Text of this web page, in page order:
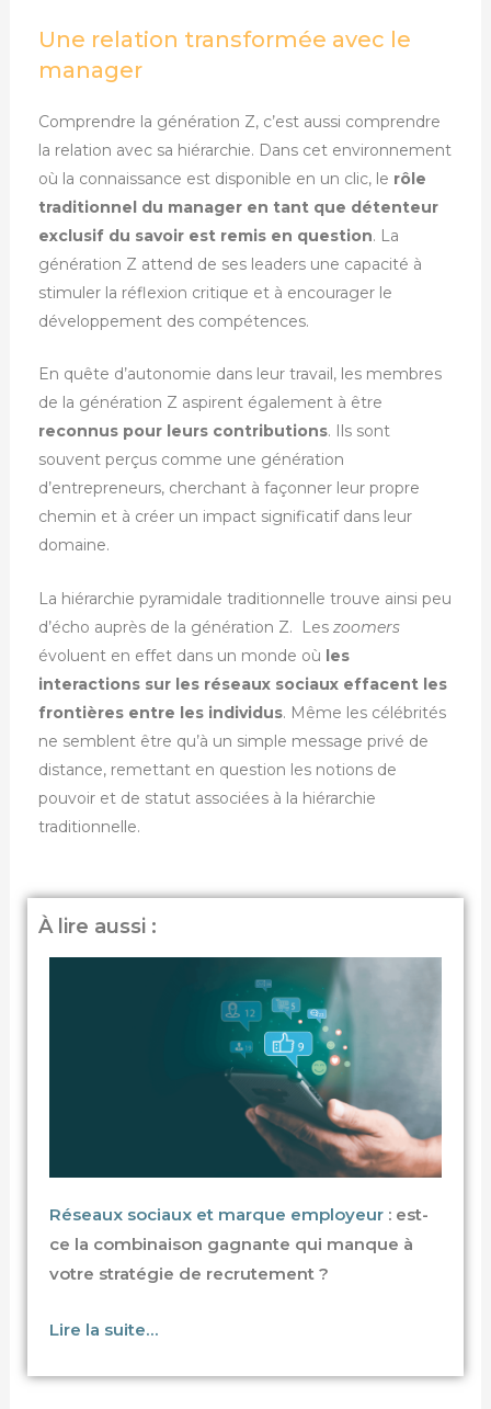
Une relation transformée avec le
manager
Comprendre la génération Z, c’est aussi comprendre
la relation avec sa hiérarchie. Dans cet environnement
où la connaissance est disponible en un clic, le rôle
traditionnel du manager en tant que détenteur
exclusif du savoir est remis en question. La
génération Z attend de ses leaders une capacité à
stimuler la réflexion critique et à encourager le
développement des compétences.
En quête d’autonomie dans leur travail, les membres
de la génération Z aspirent également à être
reconnus pour leurs contributions. Ils sont
souvent perçus comme une génération
d’entrepreneurs, cherchant à façonner leur propre
chemin et à créer un impact significatif dans leur
domaine.
La hiérarchie pyramidale traditionnelle trouve ainsi peu
d’écho auprès de la génération Z. Leszoomers
évoluent en effet dans un monde où les
interactions sur les réseaux sociaux effacent les
frontières entre les individus. Même les célébrités
ne semblent être qu’à un simple message privé de
distance, remettant en question les notions de
pouvoir et de statut associées à la hiérarchie
traditionnelle.
À lire aussi :
Réseaux sociaux et marque employeur : est-
ce la combinaison gagnante qui manque à
votre stratégie de recrutement ?
Lire la suite…